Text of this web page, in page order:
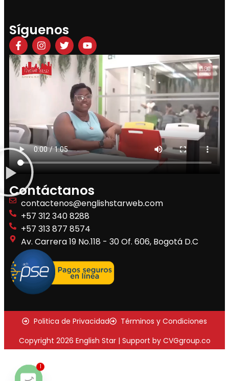
Síguenos
Contáctanos
contactenos@englishstarweb.com
+57 312 340 8288
+57 313 877 8574
Av. Carrera 19 No.118 - 30 Of. 606, Bogotá D.C
Politica de Privacidad
Términos y Condiciones
Copyright 2026 English Star | Support by CVGgroup.co
1